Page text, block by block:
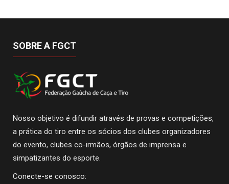
SOBRE A FGCT
Nosso objetivo é difundir através de provas e competições,
a prática do tiro entre os sócios dos clubes organizadores
do evento, clubes co-irmãos, órgãos de imprensa e
simpatizantes do esporte.
Conecte-se conosco: